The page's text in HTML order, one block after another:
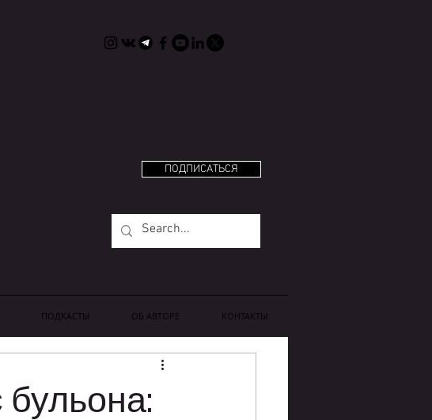
ПОДПИСАТЬСЯ
ПОДКАСТЫ OБ АВТОРЕ КОНТАКТЫ